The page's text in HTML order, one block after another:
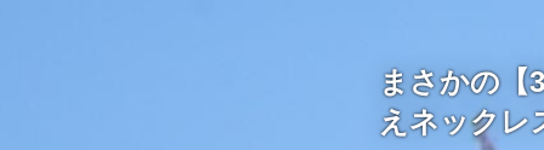
まさかの【
えネックレ